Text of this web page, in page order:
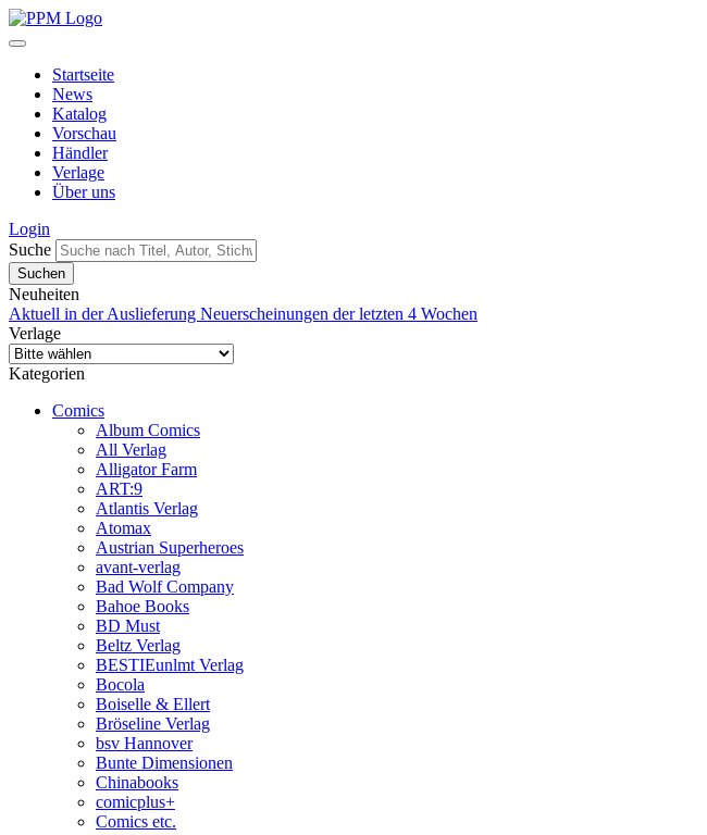
Startseite
News
Katalog
Vorschau
Händler
Verlage
Über uns
Login
Suche
Neuheiten
Aktuell in der Auslieferung Neuerscheinungen der letzten 4 Wochen
Verlage
Kategorien
Comics
Album Comics
All Verlag
Alligator Farm
ART:9
Atlantis Verlag
Atomax
Austrian Superheroes
avant-verlag
Bad Wolf Company
Bahoe Books
BD Must
Beltz Verlag
BESTIEunlmt Verlag
Bocola
Boiselle & Ellert
Bröseline Verlag
bsv Hannover
Bunte Dimensionen
Chinabooks
comicplus+
Comics etc.